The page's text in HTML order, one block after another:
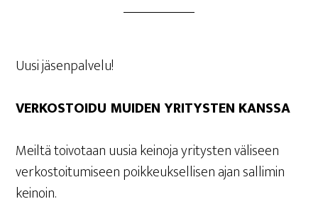
Uusi jäsen­pal­ve­lu!
VER­KOS­TOI­DU MUI­DEN YRI­TYS­TEN KANSSA
Meil­tä toi­vo­taan uusia kei­no­ja yri­tys­ten väli­seen
ver­kos­toi­tu­mi­seen poik­keuk­sel­li­sen ajan sal­li­min
keinoin.